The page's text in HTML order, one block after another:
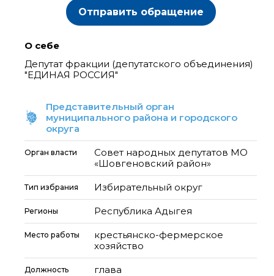
Отправить обращение
О себе
Депутат фракции (депутатского объединения)
"ЕДИНАЯ РОССИЯ"
Представительный орган
муниципального района и городского
округа
Орган власти
Совет народных депутатов МО
«Шовгеновский район»
Тип избрания Избирательный округ
Регионы Республика Адыгея
Место работы
крестьянско-фермерское
хозяйство
Должность глава